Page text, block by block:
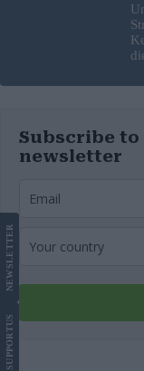
Subscribe
newsletter
SUPPORT
US
NEWS
LETTER